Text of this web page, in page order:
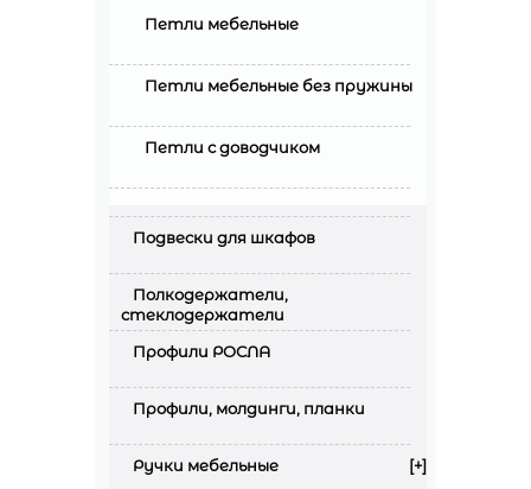
Петли мебельные
Петли мебельные без пружины
Петли с доводчиком
Подвески для шкафов
Полкодержатели,
стеклодержатели
Профили РОСЛА
Профили, молдинги, планки
Ручки мебельные [+]